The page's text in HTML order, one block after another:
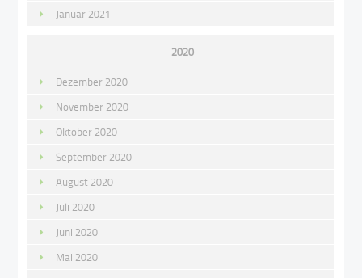
Januar 2021
2020
Dezember 2020
November 2020
Oktober 2020
September 2020
August 2020
Juli 2020
Juni 2020
Mai 2020